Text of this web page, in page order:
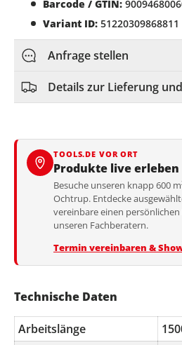
Barcode / GTIN:
Variant ID: 51220309868811
Anfrage stellen
Details zur Lieferung
TOOLS.DE VOR ORT
Produkte live erleben
Besuche unseren knapp 600
Ochtrup. Entdecke
vereinbare einen
unseren Fachberatern.
Termin vereinbaren &
Technische Daten
Arbeitslänge